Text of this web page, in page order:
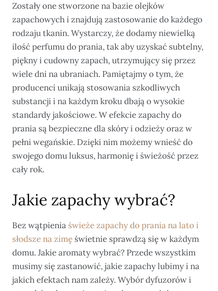
Zostały one stworzone na bazie olejków
zapachowych i znajdują zastosowanie do każdego
rodzaju tkanin. Wystarczy, że dodamy niewielką
ilość perfumu do prania, tak aby uzyskać subtelny,
piękny i cudowny zapach, utrzymujący się przez
wiele dni na ubraniach. Pamiętajmy o tym, że
producenci unikają stosowania szkodliwych
substancji i na każdym kroku dbają o wysokie
standardy jakościowe. W efekcie zapachy do
prania są bezpieczne dla skóry i odzieży oraz w
pełni wegańskie. Dzięki nim możemy wnieść do
swojego domu luksus, harmonię i świeżość przez
cały rok.
Jakie zapachy wybrać?
Bez wątpienia świeże zapachy do prania na lato i
słodsze na zimę świetnie sprawdzą się w każdym
domu. Jakie aromaty wybrać? Przede wszystkim
musimy się zastanowić, jakie zapachy lubimy i na
jakich efektach nam zależy. Wybór dyfuzorów i